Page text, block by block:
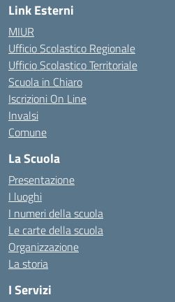
Link Esterni
MIUR
Ufficio Scolastico Regionale
Ufficio Scolastico Territoriale
Scuola in Chiaro
Iscrizioni On Line
Invalsi
Comune
La Scuola
Presentazione
I luoghi
I numeri della scuola
Le carte della scuola
Organizzazione
La storia
I Servizi